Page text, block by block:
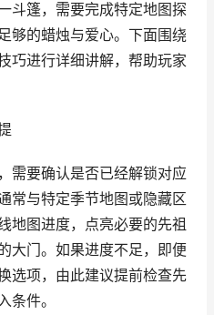
斗篷，需要完成特定地图探
够的蜡烛与爱心。下面围绕
巧进行详细讲解，帮助玩家
需要确认是否已经解锁对应
常与特定季节地图或隐藏区
地图进度，点亮必要的先祖
大门。如果进度不足，即便
选项，由此建议提前检查先
条件。